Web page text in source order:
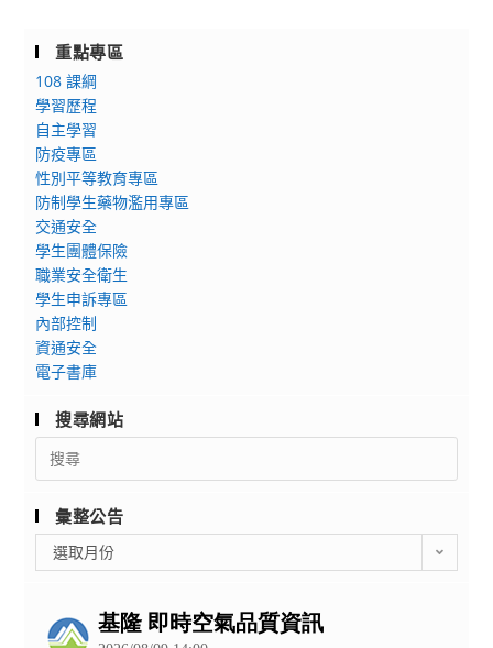
重點專區
108 課綱
學習歷程
自主學習
防疫專區
性別平等教育專區
防制學生藥物濫用專區
交通安全
學生團體保險
職業安全衛生
學生申訴專區
內部控制
資通安全
電子書庫
搜尋網站
Search
for:
彙整公告
整
選取月份